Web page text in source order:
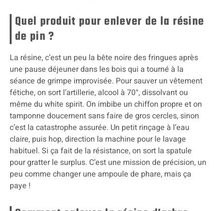
Quel produit pour enlever de la résine
de pin ?
La résine, c’est un peu la bête noire des fringues après
une pause déjeuner dans les bois qui a tourné à la
séance de grimpe improvisée. Pour sauver un vêtement
fétiche, on sort l’artillerie, alcool à 70°, dissolvant ou
même du white spirit. On imbibe un chiffon propre et on
tamponne doucement sans faire de gros cercles, sinon
c’est la catastrophe assurée. Un petit rinçage à l’eau
claire, puis hop, direction la machine pour le lavage
habituel. Si ça fait de la résistance, on sort la spatule
pour gratter le surplus. C’est une mission de précision, un
peu comme changer une ampoule de phare, mais ça
paye !